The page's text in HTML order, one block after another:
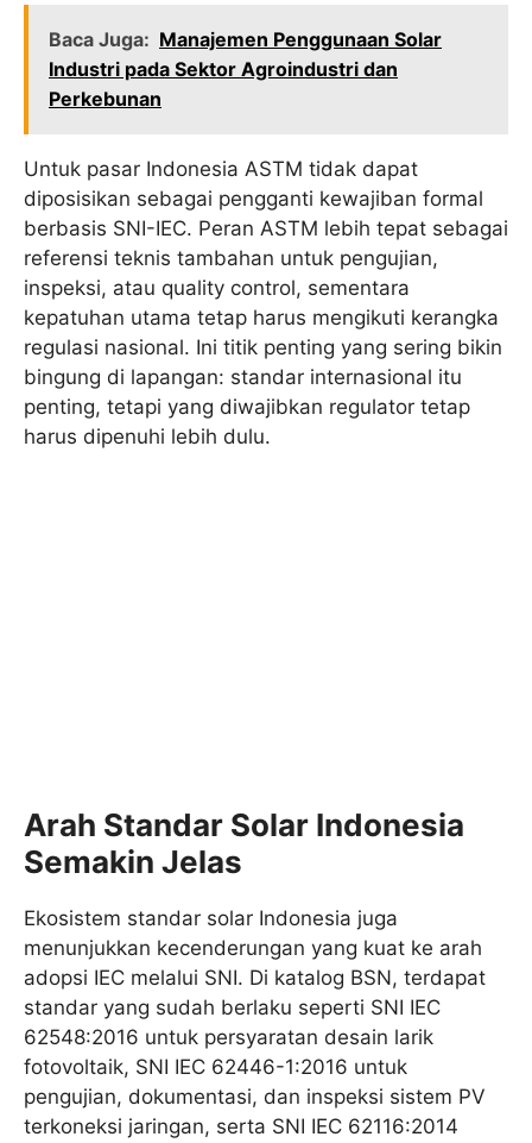
Baca Juga: Manajemen Penggunaan Solar
Industri pada Sektor Agroindustri dan
Perkebunan
Untuk pasar Indonesia ASTM tidak dapat
diposisikan sebagai pengganti kewajiban formal
berbasis SNI-IEC. Peran ASTM lebih tepat sebagai
referensi teknis tambahan untuk pengujian,
inspeksi, atau quality control, sementara
kepatuhan utama tetap harus mengikuti kerangka
regulasi nasional. Ini titik penting yang sering bikin
bingung di lapangan: standar internasional itu
penting, tetapi yang diwajibkan regulator tetap
harus dipenuhi lebih dulu.
Arah Standar Solar Indonesia
Semakin Jelas
Ekosistem standar solar Indonesia juga
menunjukkan kecenderungan yang kuat ke arah
adopsi IEC melalui SNI. Di katalog BSN, terdapat
standar yang sudah berlaku seperti SNI IEC
62548:2016 untuk persyaratan desain larik
fotovoltaik, SNI IEC 62446-1:2016 untuk
pengujian, dokumentasi, dan inspeksi sistem PV
terkoneksi jaringan, serta SNI IEC 62116:2014